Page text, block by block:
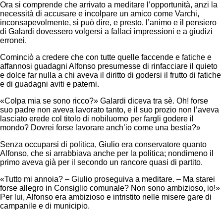
Ora si comprende che arrivato a meditare l’opportunità, anzi la
necessità di accusare e incolpare un amico come Varchi,
inconsapevolmente, si può dire, e presto, l’animo e il pensiero
di Galardi dovessero volgersi a fallaci impressioni e a giudizi
erronei.
Cominciò a credere che con tutte quelle faccende e fatiche e
affannosi guadagni Alfonso presumesse di rinfacciare il quieto
e dolce far nulla a chi aveva il diritto di godersi il frutto di fatiche
e di guadagni aviti e paterni.
«Colpa mia se sono ricco?» Galardi diceva tra sè. Oh! forse
suo padre non aveva lavorato tanto, e il suo prozio non l’aveva
lasciato erede col titolo di nobiluomo per fargli godere il
mondo? Dovrei forse lavorare anch’io come una bestia?»
Senza occuparsi di politica, Giulio era conservatore quanto
Alfonso, che si arrabbiava anche per la politica; nondimeno il
primo aveva già per il secondo un rancore quasi di partito.
«Tutto mi annoia? – Giulio proseguiva a meditare. – Ma starei
forse allegro in Consiglio comunale? Non sono ambizioso, io!»
Per lui, Alfonso era ambizioso e intristito nelle misere gare di
campanile e di municipio.